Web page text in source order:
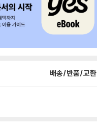
배송/반품/교환